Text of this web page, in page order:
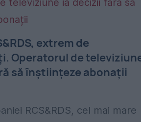
extrem de
Operatorul de
să înștiințeze abonații
RCS&RDS, cel mai mare